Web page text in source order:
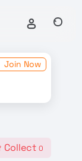
Join Now
Collect 0